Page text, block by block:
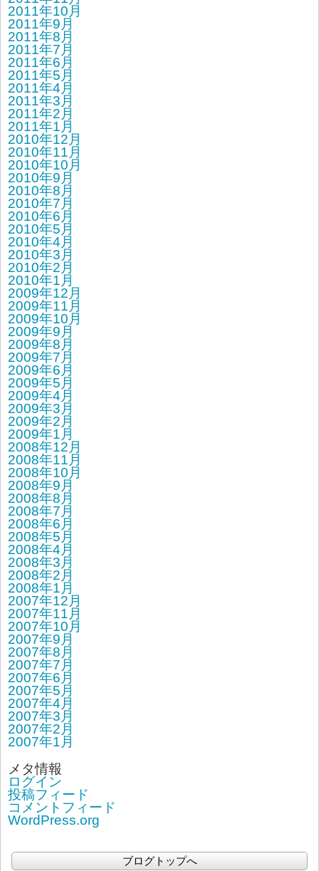
2011年10月
2011年9月
2011年8月
2011年7月
2011年6月
2011年5月
2011年4月
2011年3月
2011年2月
2011年1月
2010年12月
2010年11月
2010年10月
2010年9月
2010年8月
2010年7月
2010年6月
2010年5月
2010年4月
2010年3月
2010年2月
2010年1月
2009年12月
2009年11月
2009年10月
2009年9月
2009年8月
2009年7月
2009年6月
2009年5月
2009年4月
2009年3月
2009年2月
2009年1月
2008年12月
2008年11月
2008年10月
2008年9月
2008年8月
2008年7月
2008年6月
2008年5月
2008年4月
2008年3月
2008年2月
2008年1月
2007年12月
2007年11月
2007年10月
2007年9月
2007年8月
2007年7月
2007年6月
2007年5月
2007年4月
2007年3月
2007年2月
2007年1月
メタ情報
ログイン
投稿フィード
コメントフィード
WordPress.org
ブログトップへ